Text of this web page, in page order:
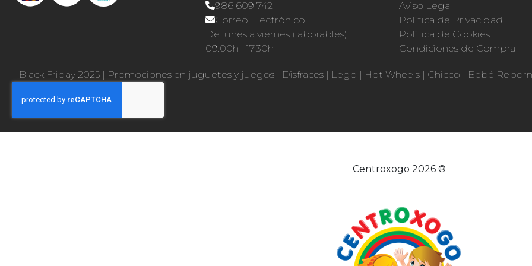
986 609 742
Correo Electrónico
De lunes a viernes (laborables)
09.00h · 17.30h
Aviso Legal
Política de Privacidad
Política de Cookies
Condiciones de Compra
Black Friday 2025 | Promociones en juguetes y juegos | Disfraces | Lego | Hot Wheels | Chicco | Bebé Reborn
Centroxogo 2026 ®